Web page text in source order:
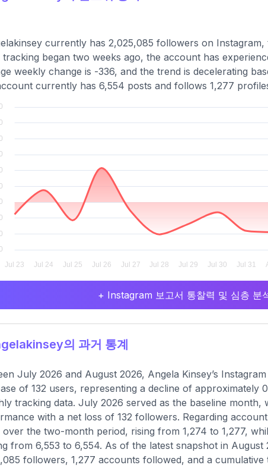
currently has 2,025,085 followers on
tracking began two weeks ago, the account has
weekly change is -336, and the trend is decelerating
currently has 6,554 posts and follows 1,277
+ Instagram 보고서 통찰력 및 심층 분
의 과거 통계
July 2026 and August 2026, Angela Kinsey’s
of 132 users, representing a decline of approximately
tracking data. July 2026 served as the baseline
with a net loss of 132 followers. Regarding
over the two-month period, rising from 1,274 to 1,277,
from 6,553 to 6,554. As of the latest snapshot in
followers, 1,277 accounts followed, and a cumulative